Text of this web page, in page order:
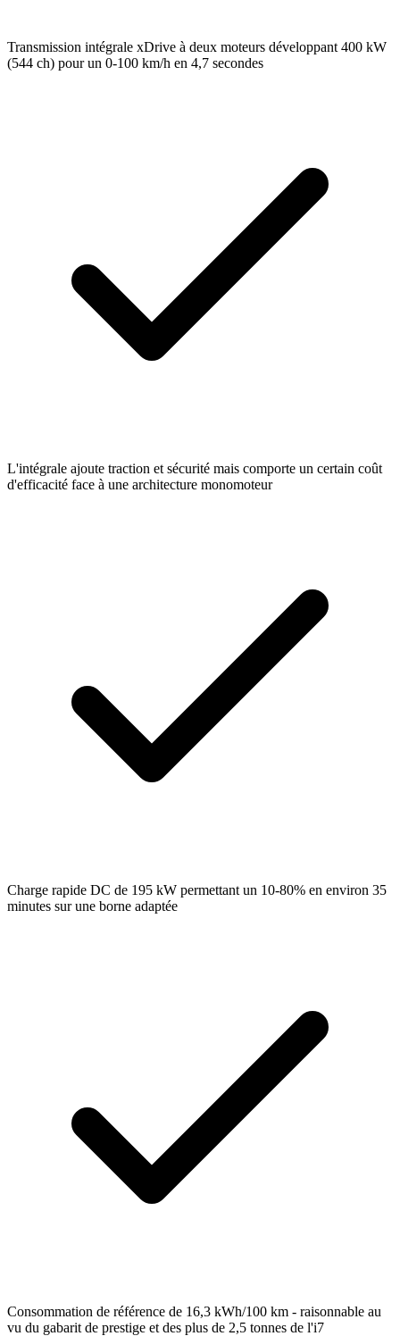
Transmission intégrale xDrive à deux moteurs développant 400 kW
(544 ch) pour un 0-100 km/h en 4,7 secondes
L'intégrale ajoute traction et sécurité mais comporte un certain coût
d'efficacité face à une architecture monomoteur
Charge rapide DC de 195 kW permettant un 10-80% en environ 35
minutes sur une borne adaptée
Consommation de référence de 16,3 kWh/100 km - raisonnable au
vu du gabarit de prestige et des plus de 2,5 tonnes de l'i7